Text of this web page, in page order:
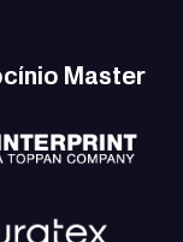
Master